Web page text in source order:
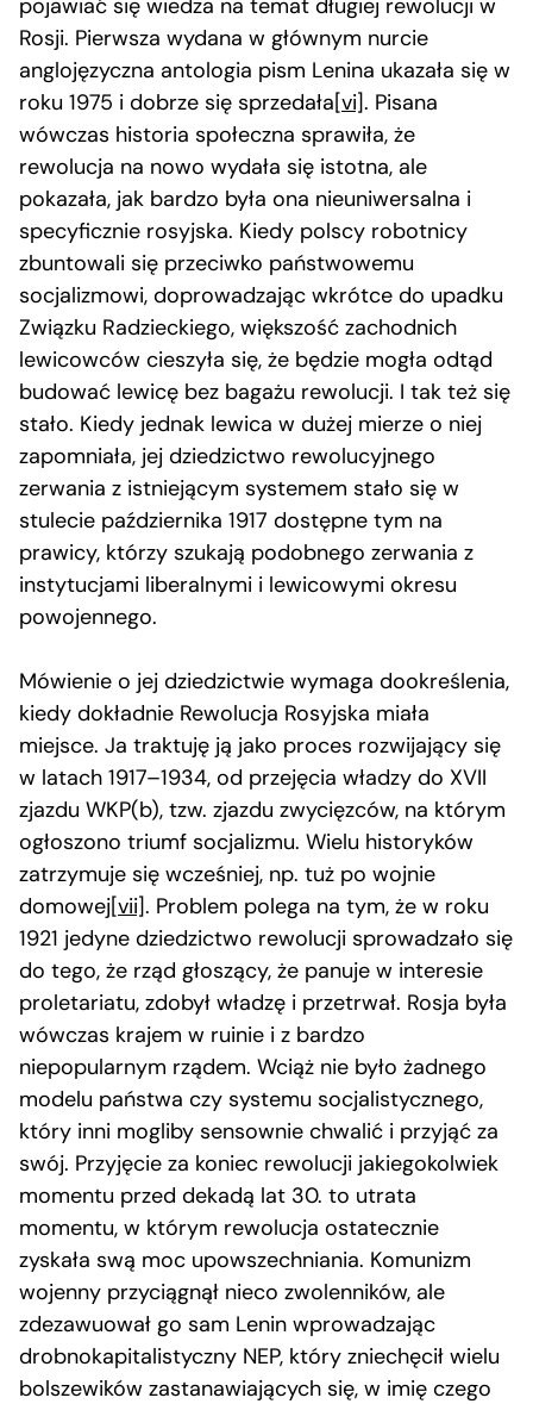
Rosji. Pierwsza wydana w głównym nurcie
anglojęzyczna antologia pism Lenina ukazała się w
roku 1975 i dobrze się sprzedała[vi]. Pisana
wówczas historia społeczna sprawiła, że
rewolucja na nowo wydała się istotna, ale
pokazała, jak bardzo była ona nieuniwersalna i
specyficznie rosyjska. Kiedy polscy robotnicy
zbuntowali się przeciwko państwowemu
socjalizmowi, doprowadzając wkrótce do upadku
Związku Radzieckiego, większość zachodnich
lewicowców cieszyła się, że będzie mogła odtąd
budować lewicę bez bagażu rewolucji. I tak też się
stało. Kiedy jednak lewica w dużej mierze o niej
zapomniała, jej dziedzictwo rewolucyjnego
zerwania z istniejącym systemem stało się w
stulecie października 1917 dostępne tym na
prawicy, którzy szukają podobnego zerwania z
instytucjami liberalnymi i lewicowymi okresu
powojennego.
Mówienie o jej dziedzictwie wymaga dookreślenia,
kiedy dokładnie Rewolucja Rosyjska miała
miejsce. Ja traktuję ją jako proces rozwijający się
w latach 1917–1934, od przejęcia władzy do XVII
zjazdu WKP(b), tzw. zjazdu zwycięzców, na którym
ogłoszono triumf socjalizmu. Wielu historyków
zatrzymuje się wcześniej, np. tuż po wojnie
domowej[vii]. Problem polega na tym, że w roku
1921 jedyne dziedzictwo rewolucji sprowadzało się
do tego, że rząd głoszący, że panuje w interesie
proletariatu, zdobył władzę i przetrwał. Rosja była
wówczas krajem w ruinie i z bardzo
niepopularnym rządem. Wciąż nie było żadnego
modelu państwa czy systemu socjalistycznego,
który inni mogliby sensownie chwalić i przyjąć za
swój. Przyjęcie za koniec rewolucji jakiegokolwiek
momentu przed dekadą lat 30. to utrata
momentu, w którym rewolucja ostatecznie
zyskała swą moc upowszechniania. Komunizm
wojenny przyciągnął nieco zwolenników, ale
zdezawuował go sam Lenin wprowadzając
drobnokapitalistyczny NEP, który zniechęcił wielu
bolszewików zastanawiających się, w imię czego